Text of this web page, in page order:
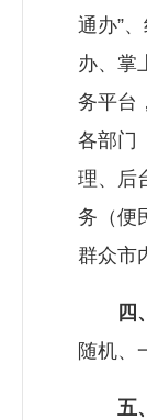
通办”
办、掌
务平台
各部门
理、后
务（便
群众市
四
随机、
五